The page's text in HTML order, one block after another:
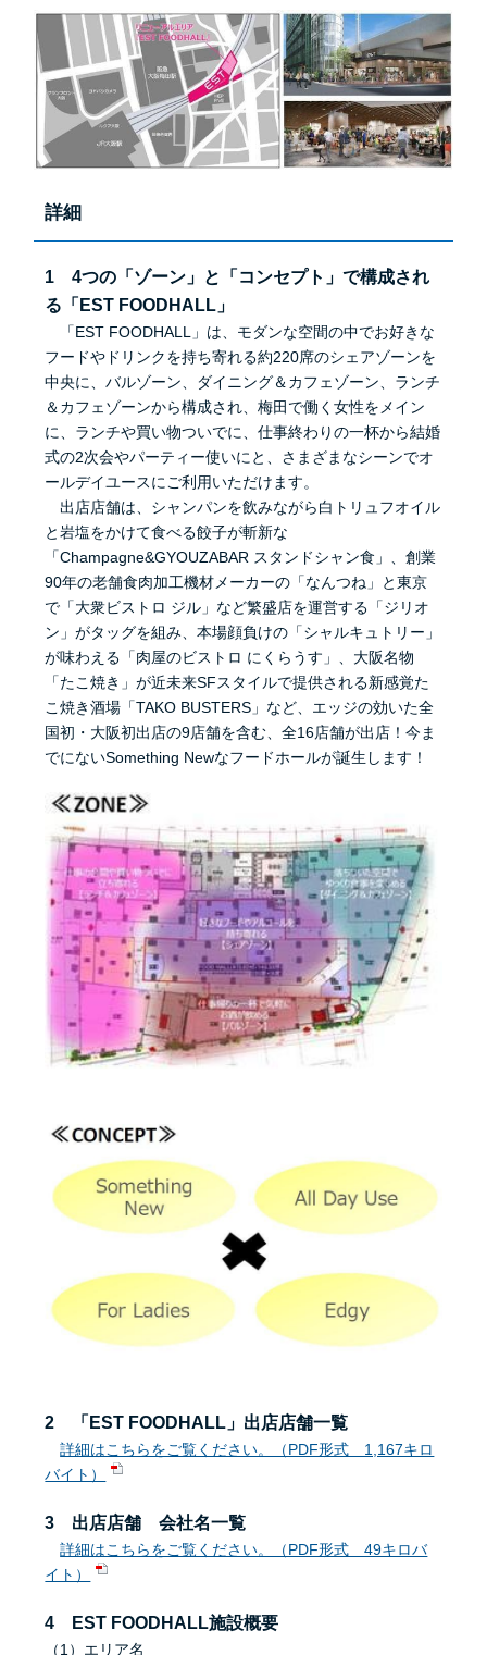
詳細
1 4つの「ゾーン」と「コンセプト」で構成され
る「EST FOODHALL」
「EST FOODHALL」は、モダンな空間の中でお好きな
フードやドリンクを持ち寄れる約220席のシェアゾーンを
中央に、バルゾーン、ダイニング＆カフェゾーン、ランチ
＆カフェゾーンから構成され、梅田で働く女性をメイン
に、ランチや買い物ついでに、仕事終わりの一杯から結婚
式の2次会やパーティー使いにと、さまざまなシーンでオ
ールデイユースにご利用いただけます。
出店店舗は、シャンパンを飲みながら白トリュフオイル
と岩塩をかけて食べる餃子が斬新な
「Champagne&GYOUZABAR スタンドシャン食」、創業
90年の老舗食肉加工機材メーカーの「なんつね」と東京
で「大衆ビストロ ジル」など繁盛店を運営する「ジリオ
ン」がタッグを組み、本場顔負けの「シャルキュトリー」
が味わえる「肉屋のビストロ にくらうす」、大阪名物
「たこ焼き」が近未来SFスタイルで提供される新感覚た
こ焼き酒場「TAKO BUSTERS」など、エッジの効いた全
国初・大阪初出店の9店舗を含む、全16店舗が出店！今ま
でにないSomething Newなフードホールが誕生します！
2 「EST FOODHALL」出店店舗一覧
詳細はこちらをご覧ください。（PDF形式 1,167キロ
バイト）
3 出店店舗 会社名一覧
詳細はこちらをご覧ください。（PDF形式 49キロバ
イト）
4 EST FOODHALL施設概要
（1）エリア名